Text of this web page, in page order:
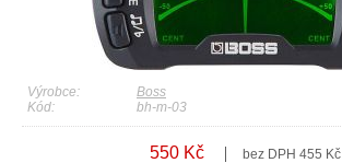
Výrobce:
Boss
Kód:
bh-m-03
550 Kč bez DPH 455 Kč